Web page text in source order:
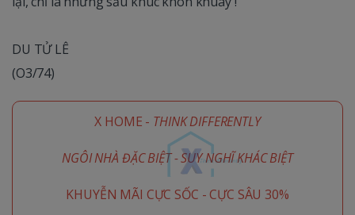
DU TỬ LÊ
(O3/74)
X HOME - THINK DIFFERENTLY
NGÔI NHÀ ĐẶC BIỆT - SUY NGHĨ KHÁC BIỆT
KHUYỄN MÃI CỰC SỐC - CỰC SÂU 30%